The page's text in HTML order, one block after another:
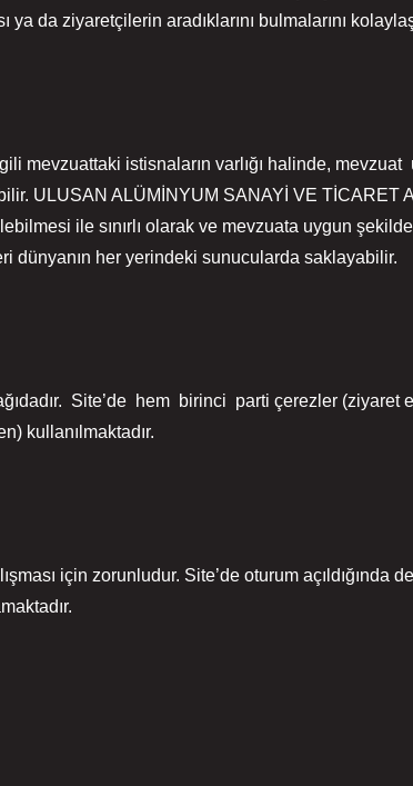
ya da ziyaretçilerin aradıklarını bulmalarını
mevzuattaki istisnaların varlığı halinde,
ULUSAN ALÜMİNYUM SANAYİ VE
ile sınırlı olarak ve mevzuata uygun
dünyanın her yerindeki sunucularda saklayabilir.
Site’de hem birinci parti çerezler
kullanılmaktadır.
için zorunludur. Site’de oturum